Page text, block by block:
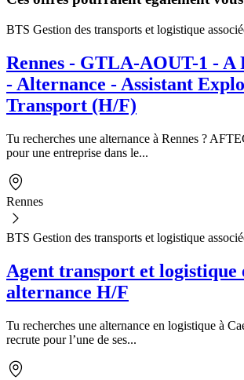
BTS Gestion des transports et logistique
Rennes - GTLA-AOUT-1 - A
- Alternance - Assistant
Transport (H/F)
Tu recherches une alternance à Rennes ?
pour une entreprise dans le...
Rennes
BTS Gestion des transports et logistique
Agent transport et logistique
alternance H/F
Tu recherches une alternance en logistique à
recrute pour l’une de ses...